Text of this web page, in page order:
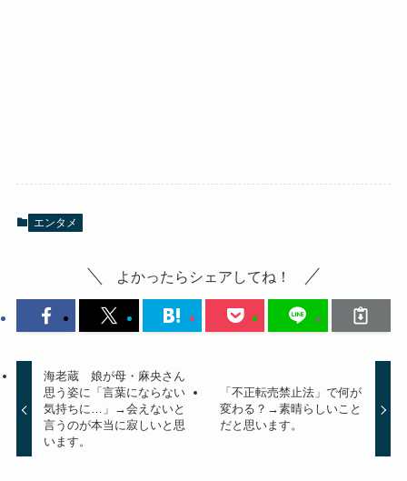
エンタメ
よかったらシェアしてね！
海老蔵 娘が母・麻央さん
思う姿に「言葉にならない
気持ちに…」→会えないと
言うのが本当に寂しいと思
います。
「不正転売禁止法」で何が
変わる？→素晴らしいこと
だと思います。